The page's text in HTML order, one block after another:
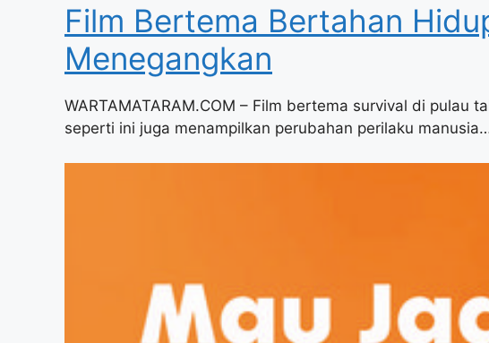
Film Bertema Bertahan
Menegangkan
WARTAMATARAM.COM – Film bertema survival di pulau
seperti ini juga menampilkan perubahan perilaku